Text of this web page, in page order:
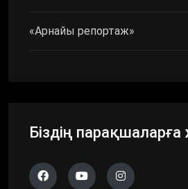
«Арнайы репортаж»
Біздің